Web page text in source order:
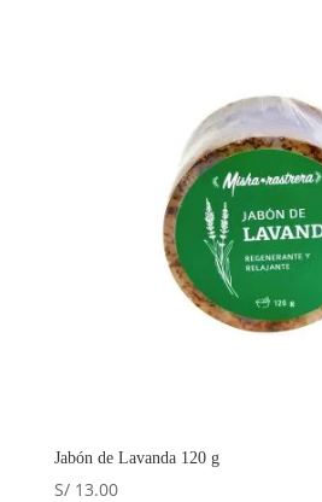
Jabón de Lavanda 120 g
S/13.00